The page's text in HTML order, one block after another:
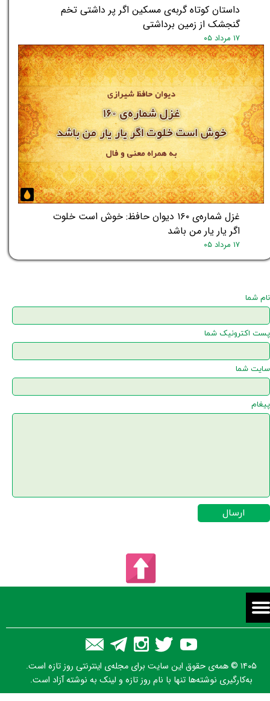
داستان کوتاه گربه‌ی مسکین اگر پر داشتی تخم
گنجشک از زمین برداشتی
۱۷ مرداد ۰۵
غزل شماره‌ی ۱۶۰ دیوان حافظ: خوش است خلوت
اگر یار یار من باشد
۱۷ مرداد ۰۵
نام شما
پست اکترونیک شما
سایت شما
پیغام
ارسال
۱۴۰۵ © همه‌ی حقوق این سایت برای مجله‌ی اینترنتی روز تازه است.
به‌کارگیری نوشته‌ها تنها با نام روز تازه و لینک به نوشته آزاد است.